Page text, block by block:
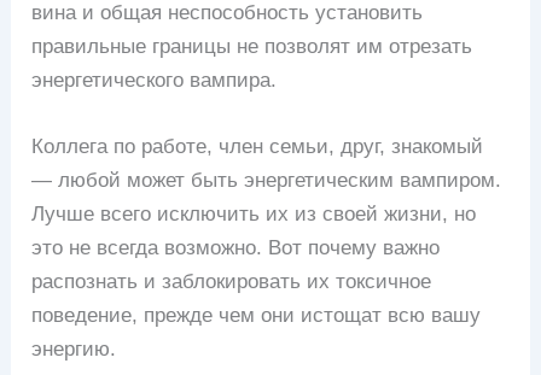
вина и общая неспособность установить
правильные границы не позволят им отрезать
энергетического вампира.
Коллега по работе, член семьи, друг, знакомый
— любой может быть энергетическим вампиром.
Лучше всего исключить их из своей жизни, но
это не всегда возможно. Вот почему важно
распознать и заблокировать их токсичное
поведение, прежде чем они истощат всю вашу
энергию.